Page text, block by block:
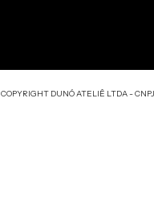
COPYRIGHT DUNÓ ATELIÊ LTDA -